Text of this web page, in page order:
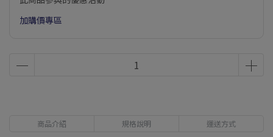
加購價專區
商品介紹 規格說明 運送方式